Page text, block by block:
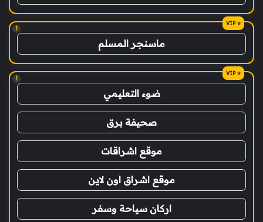
!
ماسنجر المسلم
!
ضوء التعليمي
صحيفة برق
موقع اشراقات
موقع اشراق اون لاين
اركان سياحة وسفر